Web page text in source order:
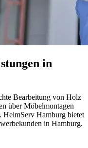
in
Bearbeitung von Holz
über Möbelmontagen
HeimServ Hamburg bietet
in Hamburg.